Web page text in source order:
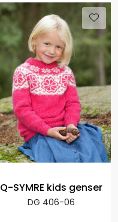
Q-SYMRE kids genser
DG 406-06